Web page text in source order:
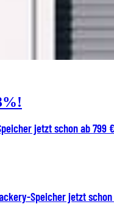
jetzt schon ab 799
Speicher jetzt schon